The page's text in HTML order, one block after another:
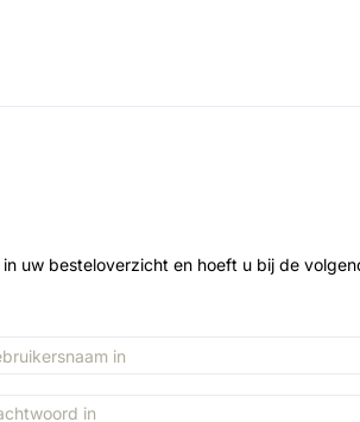
uw besteloverzicht en hoeft u bij de